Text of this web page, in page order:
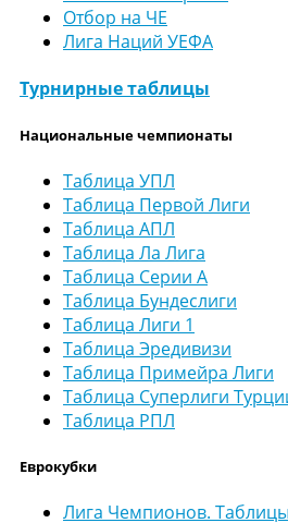
Отбор на ЧЕ
Лига Наций УЕФА
Турнирные таблицы
Национальные чемпионаты
Таблица УПЛ
Таблица Первой Лиги
Таблица АПЛ
Таблица Ла Лига
Таблица Серии А
Таблица Бундеслиги
Таблица Лиги 1
Таблица Эредивизи
Таблица Примейра Лиги
Таблица Суперлиги
Таблица РПЛ
Еврокубки
Лига Чемпионов.